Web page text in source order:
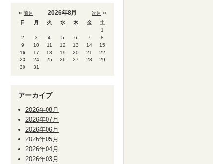
« 前月 次月 »
2026年8月
日 月 火 水 木 金
土
1
2
3 4 5 6 7
8
9
10 11 12 13 14
15
16
17 18 19 20 21
22
23
24 25 26 27 28
29
30
31
アーカイブ
2026年08月
2026年07月
2026年06月
2026年05月
2026年04月
2026年03月